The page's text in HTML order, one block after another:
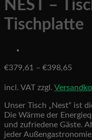
NEST –
Tischplatte
€379,61 – €398,65
incl. VAT zzgl.
Unser Tisch „Nest“ ist
Die Wärme der
und zufriedene Gäste.
jeder